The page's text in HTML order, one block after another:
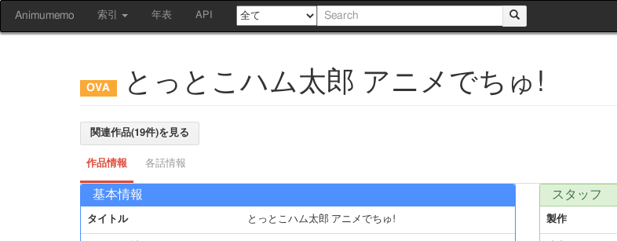
Animumemo 索引 年表 API
とっとこハム太郎 アニメでちゅ!
関連作品(19件)を見る
作品情報 各話情報
基本情報
タイトル とっとこハム太郎 アニメでちゅ!
スタッフ
製作